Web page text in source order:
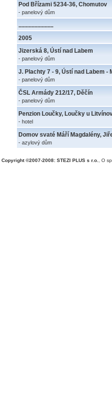
Pod Břízami 5234-36, Chomutov
- panelový dům
........................
2005
Jizerská 8, Ústí nad Labem
- panelový dům
J. Plachty 7 - 9, Ústí nad Labem -
- panelový dům
ČSL Armády 212/17, Děčín
- panelový dům
Penzion Loučky, Loučky u
- hotel
Domov svaté Máří Magdalény,
- azylový dům
Copyright ©2007-2008: STEZI PLUS s r.o. O